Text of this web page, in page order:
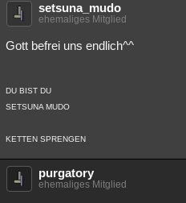
Menschen Wissenschaft
Spiritualität Verschwörungen
Musik Clash Verbesserungen
setsuna_mudo
ehemaliges Mitglied
Gott befrei uns endlich^^
DU BIST DU
SETSUNA MUDO
KETTEN SPRENGEN
purgatory
ehemaliges Mitglied